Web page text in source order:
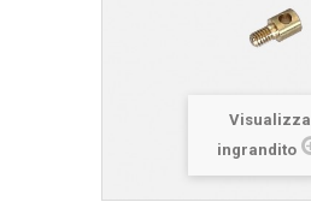
Visualizza
ingrandito